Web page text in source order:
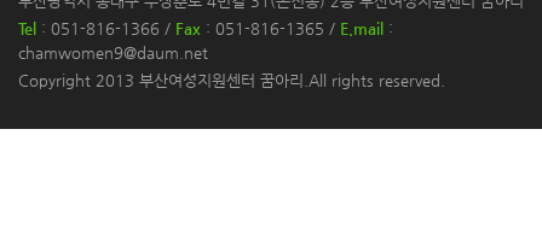
Tel : 051-816-1366 / Fax : 051-816-1365 / E.mail :
chamwomen9@daum.net
Copyright 2013 부산여성지원센터 꿈아리.All rights reserved.